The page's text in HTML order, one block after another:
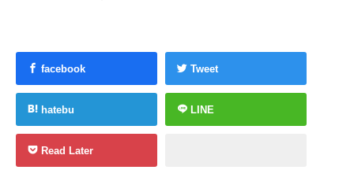
facebook Tweet
hatebu LINE
Read Later